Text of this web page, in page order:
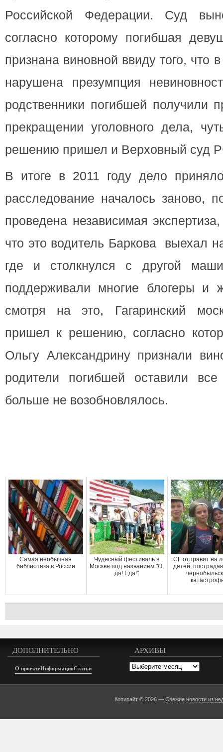
Российской Федерации. Суд
согласно которому погибшая
признана виновной ввиду того, что
нарушена презумпция
родственники погибшей получили
прекращении уголовного дела,
решению пришел и Верховный суд
В итоге в 2011 году дело
расследование началось заново,
проведена независимая
что это водитель Баркова выехал
где и столкнулся с другой
поддерживали многие блогеры и
смотря на это, Гагаринский
пришел к решению, согласно
Ольгу Александрину признали
родители погибшей оставили
больше не возобновлялось.
Самая необычная
библиотека в России
Чудесный фестиваль в
Москве под названием "О,
да! Еда!"
СГ отправит на
детей,
ДОПОЛНИТЕЛЬНО
О проектеИнформацияСтатьи
АРХИВЫ
Архивы
Копирайт © 2026 —Свежие новости из